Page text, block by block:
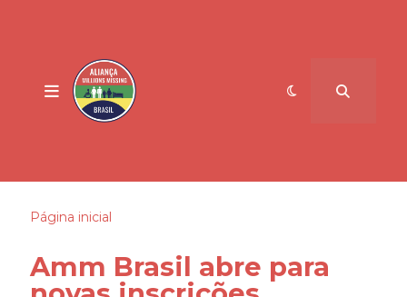
Página inicial
Amm Brasil abre para